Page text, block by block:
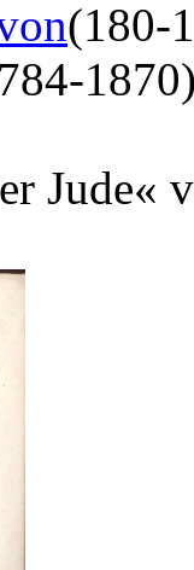
(180-
Jude«